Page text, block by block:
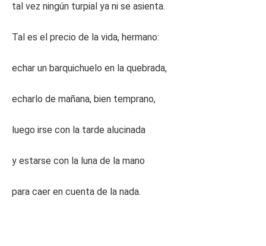
tal vez ningún turpial ya ni se asienta.
Tal es el precio de la vida, hermano:
echar un barquichuelo en la quebrada,
echarlo de mañana, bien temprano,
luego irse con la tarde alucinada
y estarse con la luna de la mano
para caer en cuenta de la nada.